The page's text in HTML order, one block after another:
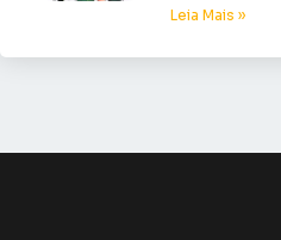
Leia Mais »